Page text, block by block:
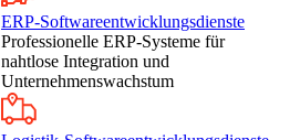
ERP-Softwareentwicklungsdienste
Professionelle ERP-Systeme für
nahtlose Integration und
Unternehmenswachstum